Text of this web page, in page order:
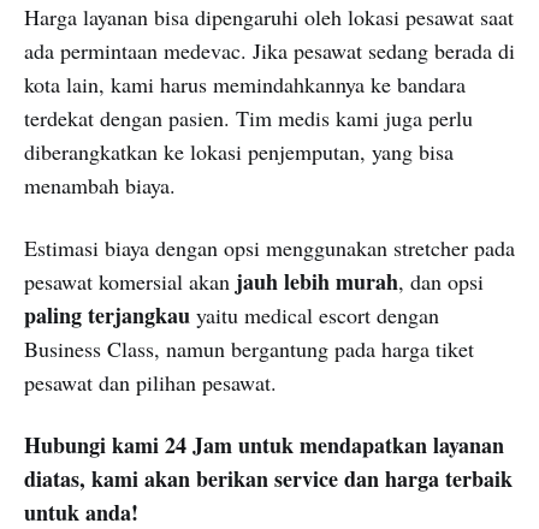
Harga layanan bisa dipengaruhi oleh lokasi pesawat saat
ada permintaan medevac. Jika pesawat sedang berada di
kota lain, kami harus memindahkannya ke bandara
terdekat dengan pasien. Tim medis kami juga perlu
diberangkatkan ke lokasi penjemputan, yang bisa
menambah biaya.
Estimasi biaya dengan opsi menggunakan stretcher pada
pesawat komersial akan jauh lebih murah, dan opsi
paling terjangkau yaitu medical escort dengan
Business Class, namun bergantung pada harga tiket
pesawat dan pilihan pesawat.
Hubungi kami 24 Jam untuk mendapatkan layanan
diatas, kami akan berikan service dan harga terbaik
untuk anda!